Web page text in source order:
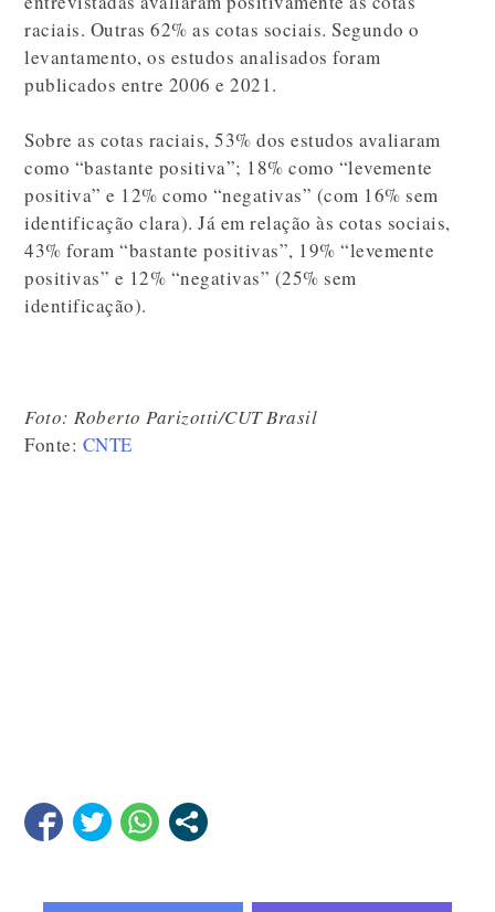
raciais. Outras 62% as cotas sociais. Segundo o
levantamento, os estudos analisados foram
publicados entre 2006 e 2021.
Sobre as cotas raciais, 53% dos estudos avaliaram
como “bastante positiva”; 18% como “levemente
positiva” e 12% como “negativas” (com 16% sem
identificação clara). Já em relação às cotas sociais,
43% foram “bastante positivas”, 19% “levemente
positivas” e 12% “negativas” (25% sem
identificação).
Foto: Roberto Parizotti/CUT Brasil
Fonte: CNTE